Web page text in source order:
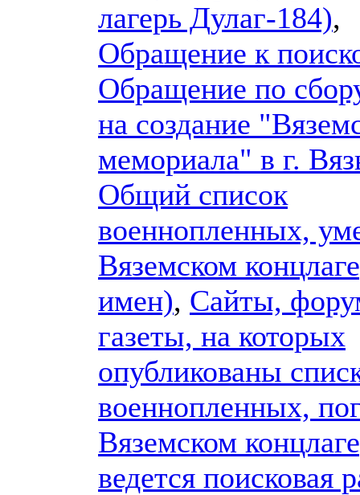
лагерь Дулаг-184),
Обращение к
Обращение по
на создание
мемориала" в г.
Общий список
военнопленных,
Вяземском
имен), Сайты,
газеты, на которых
опубликованы
военнопленных,
Вяземском
ведется поисковая